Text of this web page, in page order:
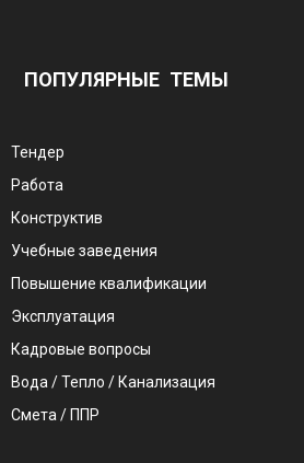
ПОПУЛЯРНЫЕ ТЕМЫ
Тендер
Работа
Конструктив
Учебные заведения
Повышение квалификации
Эксплуатация
Кадровые вопросы
Вода / Тепло / Канализация
Смета / ППР